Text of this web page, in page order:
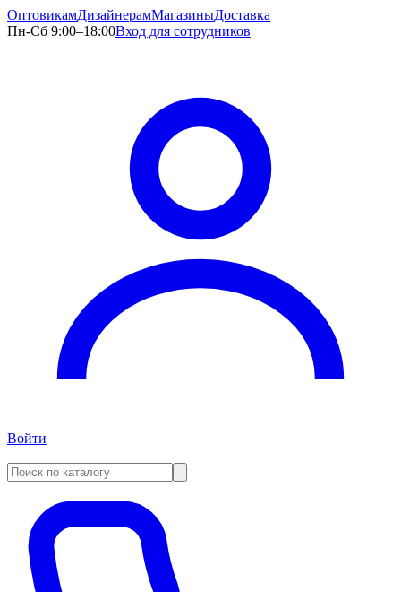
ОптовикамДизайнерамМагазиныДоставка
Пн-Сб 9:00–18:00Вход для сотрудников
Войти